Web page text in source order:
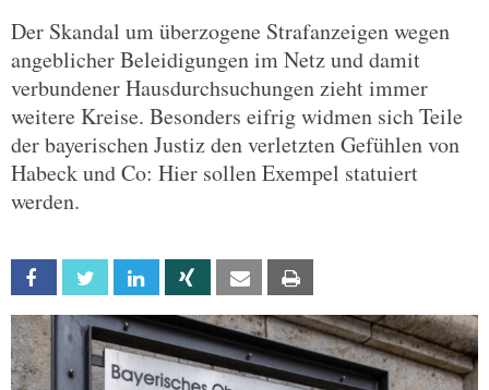
Der Skandal um überzogene Strafanzeigen wegen
angeblicher Beleidigungen im Netz und damit
verbundener Hausdurchsuchungen zieht immer
weitere Kreise. Besonders eifrig widmen sich Teile
der bayerischen Justiz den verletzten Gefühlen von
Habeck und Co: Hier sollen Exempel statuiert
werden.
Facebook Twitter Linkedin Xing Email